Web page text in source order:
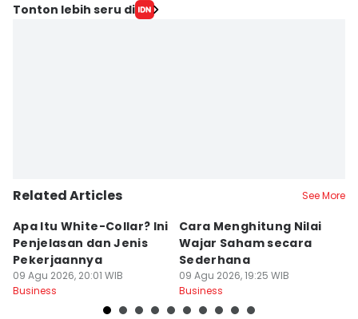
Tonton lebih seru di
Related Articles See More
Apa Itu White-Collar? Ini
Penjelasan dan Jenis
Pekerjaannya
09 Agu 2026, 20:01 WIB
Business
Cara Menghitung Nilai
Wajar Saham secara
Sederhana
09 Agu 2026, 19:25 WIB
Business